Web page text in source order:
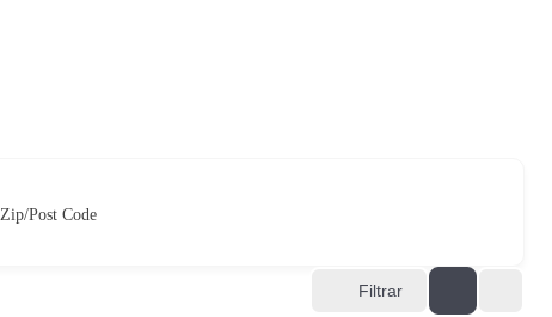
Zip/Post Code
Filtrar